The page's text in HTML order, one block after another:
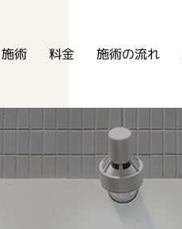
施術 料金 施術の流れ